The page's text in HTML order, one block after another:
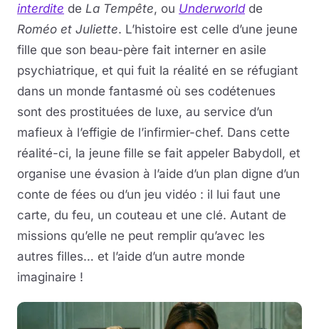
interdite de La Tempête, ou Underworldde
Roméo et Juliette. L’histoire est celle d’une jeune
fille que son beau-père fait interner en asile
psychiatrique, et qui fuit la réalité en se réfugiant
dans un monde fantasmé où ses codétenues
sont des prostituées de luxe, au service d’un
mafieux à l’effigie de l’infirmier-chef. Dans cette
réalité-ci, la jeune fille se fait appeler Babydoll, et
organise une évasion à l’aide d’un plan digne d’un
conte de fées ou d’un jeu vidéo : il lui faut une
carte, du feu, un couteau et une clé. Autant de
missions qu’elle ne peut remplir qu’avec les
autres filles… et l’aide d’un autre monde
imaginaire !